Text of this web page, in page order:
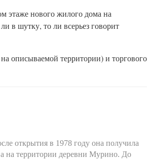
этаже нового жилого дома на
в шутку, то ли всерьез говорит
описываемой территории) и торгового
открытия в 1978 году она получила
на территории деревни Мурино. До